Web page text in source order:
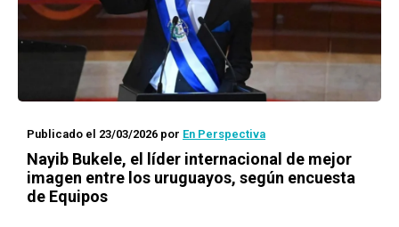
Publicado el 23/03/2026 por En Perspectiva
Nayib Bukele, el líder internacional de mejor
imagen entre los uruguayos, según encuesta
de Equipos